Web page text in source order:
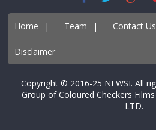
Home | Team | Contact Us
Disclaimer
Copyright © 2016-25 NEWSI.
Group of Coloured Checkers
LTD.